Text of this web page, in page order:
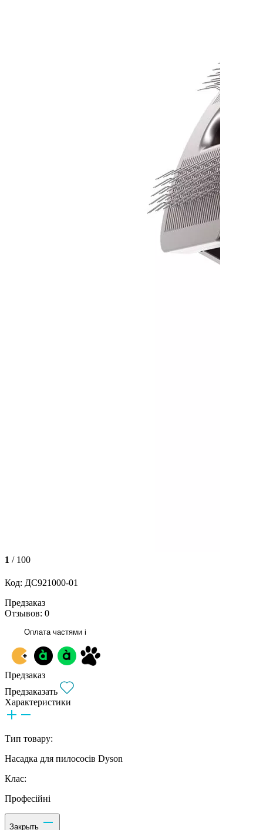
1 / 100
Код: ДС921000-01
Предзаказ
Отзывов: 0
Оплата частями i
Предзаказ
Предзаказать
Характеристики
Тип товару:
Насадка для пилососів Dyson
Клас:
Професійні
Закрыть